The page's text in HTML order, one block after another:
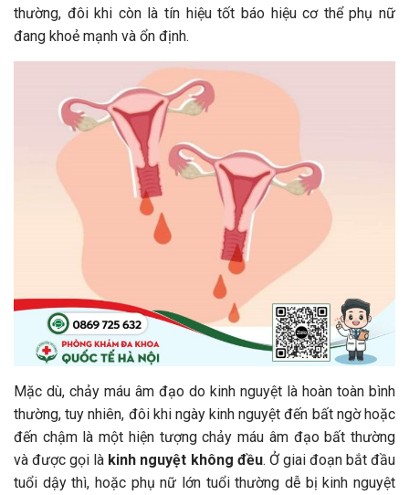
thường, đôi khi còn là tín hiệu tốt báo hiệu cơ thể phụ nữ
đang khoẻ mạnh và ổn định.
Mặc dù, chảy máu âm đạo do kinh nguyệt là hoàn toàn bình
thường, tuy nhiên, đôi khi ngày kinh nguyệt đến bất ngờ hoặc
đến chậm là một hiện tượng chảy máu âm đạo bất thường
và được gọi là kinh nguyệt không đều. Ở giai đoạn bắt đầu
tuổi dậy thì, hoặc phụ nữ lớn tuổi thường dễ bị kinh nguyệt